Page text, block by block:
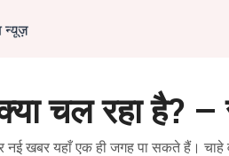
चल रहा है?
नई खबर यहाँ एक ही जगह पा सकते हैं।